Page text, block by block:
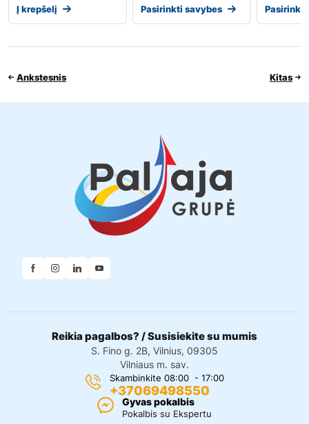
Į krepšelį Pasirinkti savybes Pasirinkti
Ankstesnis Kitas
Reikia pagalbos? / Susisiekite su mumis
S. Fino g. 2B, Vilnius, 09305
Vilniaus m. sav.
Skambinkite 08:00 - 17:00
+37069498550
Gyvas pokalbis
Pokalbis su Ekspertu